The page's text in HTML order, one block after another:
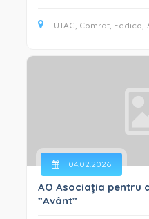
UTAG, Comrat, Fedico,
04.02.2026
AO Asociația pentru
”Avânt”